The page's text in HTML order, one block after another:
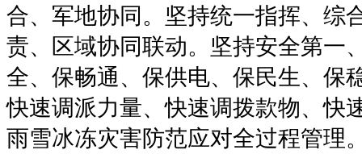
合、军地协同。坚持统一指挥、综
责、区域协同联动。坚持安全第一
全、保畅通、保供电、保民生、保
快速调派力量、快速调拨款物、快
雨雪冰冻灾害防范应对全过程管理